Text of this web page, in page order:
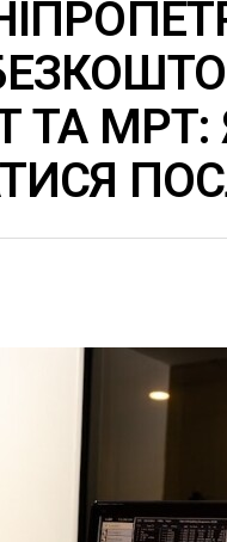
ТА МРТ: